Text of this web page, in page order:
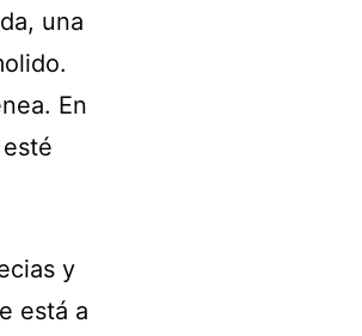
una
En
y
está a